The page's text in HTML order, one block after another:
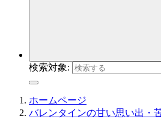
検索対象:
ホームページ
バレンタインの甘い思い出・